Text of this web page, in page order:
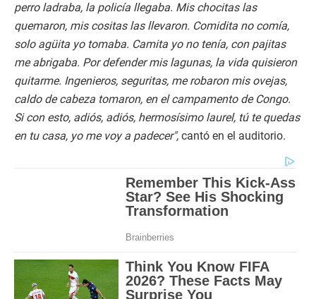
perro ladraba, la policía llegaba. Mis chocitas las
quemaron, mis cositas las llevaron. Comidita no comía,
solo agüita yo tomaba. Camita yo no tenía, con pajitas
me abrigaba. Por defender mis lagunas, la vida quisieron
quitarme. Ingenieros, seguritas, me robaron mis ovejas,
caldo de cabeza tomaron, en el campamento de Congo.
Si con esto, adiós, adiós, hermosísimo laurel, tú te quedas
en tu casa, yo me voy a padecer", cantó en el auditorio.